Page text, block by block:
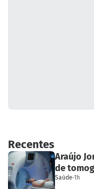
Recentes
Araújo
de
Saúde·1h